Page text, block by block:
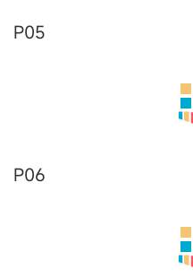
P05
P06